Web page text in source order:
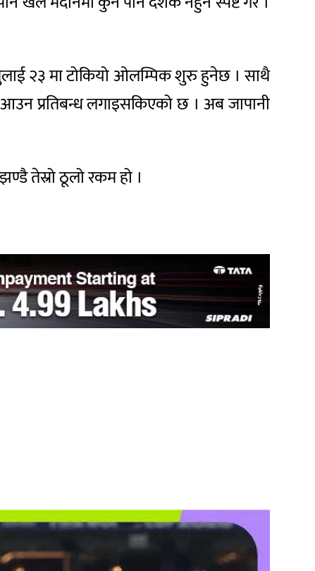
२३ मा टोकियो ओलम्पिक शुरु हुनेछ । साथै
प्रतिबन्ध लगाइसकिएको छ । अब जापानी
तेस्रो ठूलो रकम हो ।